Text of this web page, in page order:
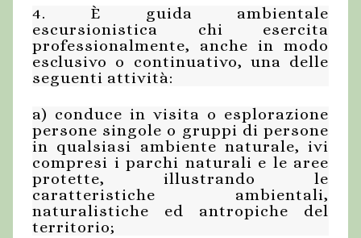
4. È guida ambientale
escursionistica chi esercita
professionalmente, anche in modo
esclusivo o continuativo, una delle
seguenti attività:
a) conduce in visita o esplorazione
persone singole o gruppi di persone
in qualsiasi ambiente naturale, ivi
compresi i parchi naturali e le aree
protette, illustrando le
caratteristiche ambientali,
naturalistiche ed antropiche del
territorio;